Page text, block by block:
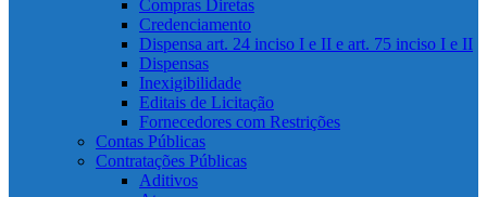
Compras Diretas
Credenciamento
Dispensa art. 24 inciso I e II e art. 75 inciso I e II
Dispensas
Inexigibilidade
Editais de Licitação
Fornecedores com Restrições
Contas Públicas
Contratações Públicas
Aditivos